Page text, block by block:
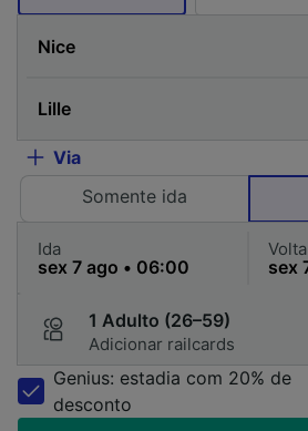
Via
Somente ida
Ida Volta
1 Adulto (26–59)
Adicionar railcards
Genius: estadia com 20% de
desconto